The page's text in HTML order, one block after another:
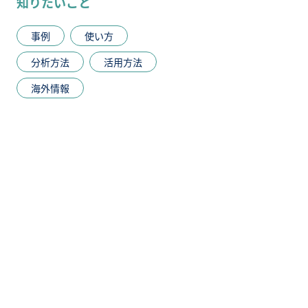
事例
使い方
分析方法
活用方法
海外情報